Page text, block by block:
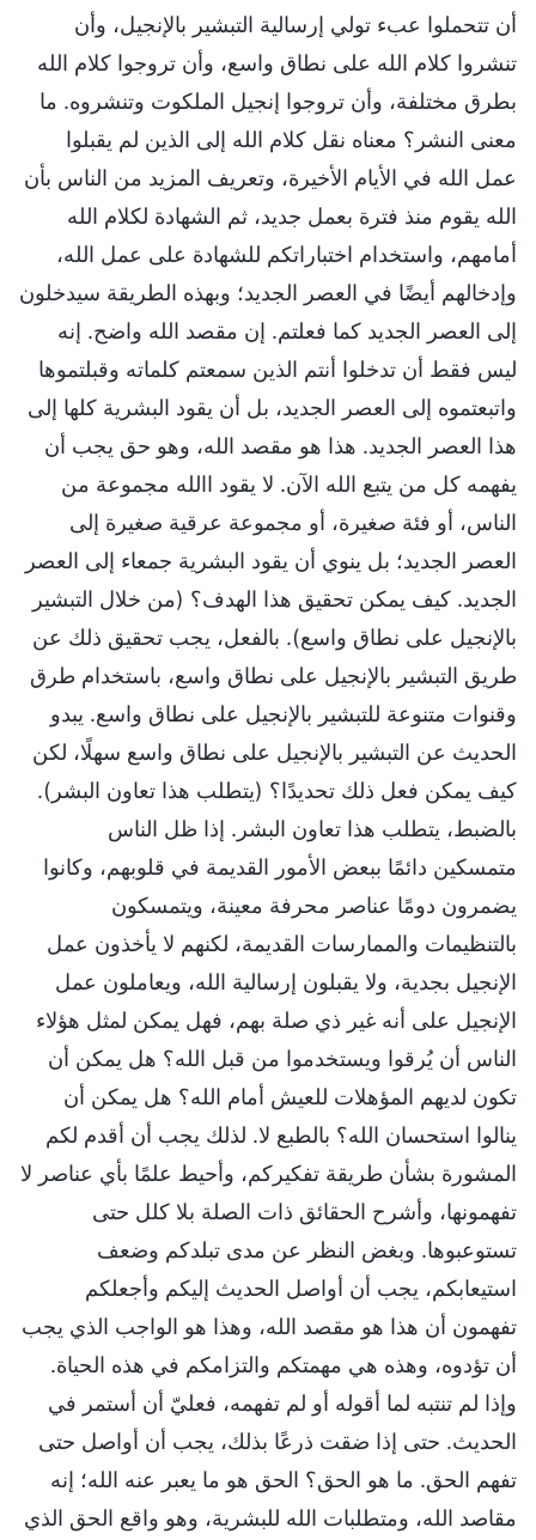
أن تتحملوا عبء تولي إرسالية التبشير بالإنجيل، وأن
تنشروا كلام الله على نطاق واسع، وأن تروجوا كلام الله
بطرق مختلفة، وأن تروجوا إنجيل الملكوت وتنشروه. ما
معنى النشر؟ معناه نقل كلام الله إلى الذين لم يقبلوا
عمل الله في الأيام الأخيرة، وتعريف المزيد من الناس بأن
الله يقوم منذ فترة بعمل جديد، ثم الشهادة لكلام الله
أمامهم، واستخدام اختباراتكم للشهادة على عمل الله،
وإدخالهم أيضًا في العصر الجديد؛ وبهذه الطريقة سيدخلون
إلى العصر الجديد كما فعلتم. إن مقصد الله واضح. إنه
ليس فقط أن تدخلوا أنتم الذين سمعتم كلماته وقبلتموها
واتبعتموه إلى العصر الجديد، بل أن يقود البشرية كلها إلى
هذا العصر الجديد. هذا هو مقصد الله، وهو حق يجب أن
يفهمه كل من يتبع الله الآن. لا يقود االله مجموعة من
الناس، أو فئة صغيرة، أو مجموعة عرقية صغيرة إلى
العصر الجديد؛ بل ينوي أن يقود البشرية جمعاء إلى العصر
الجديد. كيف يمكن تحقيق هذا الهدف؟ (من خلال التبشير
بالإنجيل على نطاق واسع). بالفعل، يجب تحقيق ذلك عن
طريق التبشير بالإنجيل على نطاق واسع، باستخدام طرق
وقنوات متنوعة للتبشير بالإنجيل على نطاق واسع. يبدو
الحديث عن التبشير بالإنجيل على نطاق واسع سهلًا، لكن
كيف يمكن فعل ذلك تحديدًا؟ (يتطلب هذا تعاون البشر).
بالضبط، يتطلب هذا تعاون البشر. إذا ظل الناس
متمسكين دائمًا ببعض الأمور القديمة في قلوبهم، وكانوا
يضمرون دومًا عناصر محرفة معينة، ويتمسكون
بالتنظيمات والممارسات القديمة، لكنهم لا يأخذون عمل
الإنجيل بجدية، ولا يقبلون إرسالية الله، ويعاملون عمل
الإنجيل على أنه غير ذي صلة بهم، فهل يمكن لمثل هؤلاء
الناس أن يُرقوا ويستخدموا من قبل الله؟ هل يمكن أن
تكون لديهم المؤهلات للعيش أمام الله؟ هل يمكن أن
ينالوا استحسان الله؟ بالطبع لا. لذلك يجب أن أقدم لكم
المشورة بشأن طريقة تفكيركم، وأحيط علمًا بأي عناصر لا
تفهمونها، وأشرح الحقائق ذات الصلة بلا كلل حتى
تستوعبوها. وبغض النظر عن مدى تبلدكم وضعف
استيعابكم، يجب أن أواصل الحديث إليكم وأجعلكم
تفهمون أن هذا هو مقصد الله، وهذا هو الواجب الذي يجب
أن تؤدوه، وهذه هي مهمتكم والتزامكم في هذه الحياة.
وإذا لم تنتبه لما أقوله أو لم تفهمه، فعليّ أن أستمر في
الحديث. حتى إذا ضقت ذرعًا بذلك، يجب أن أواصل حتى
تفهم الحق. ما هو الحق؟ الحق هو ما يعبر عنه الله؛ إنه
مقاصد الله، ومتطلبات الله للبشرية، وهو واقع الحق الذي